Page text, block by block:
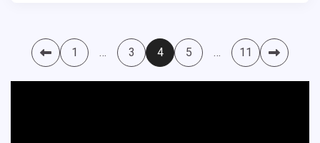
Paginasi
pos
1 … 3 4 5 … 11